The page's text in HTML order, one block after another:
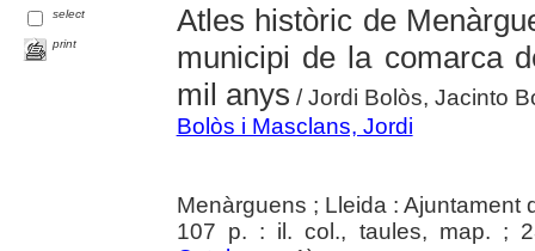
select
print
Atles històric de
municipi de la comarca
mil anys / Jordi Bolòs, Jacinto
Bolòs i Masclans, Jordi
Menàrguens ; Lleida : Ajuntament
107 p. : il. col., taules, map. ;